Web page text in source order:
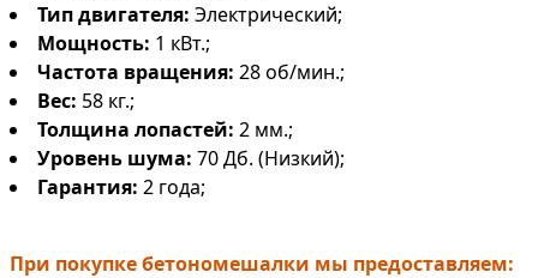
Тип двигателя: Электрический;
Мощность: 1 кВт.;
Частота вращения: 28 об/мин.;
Вес: 58 кг.;
Толщина лопастей: 2 мм.;
Уровень шума: 70 Дб. (Низкий);
Гарантия: 2 года;
При покупке бетономешалки мы предоставляем: